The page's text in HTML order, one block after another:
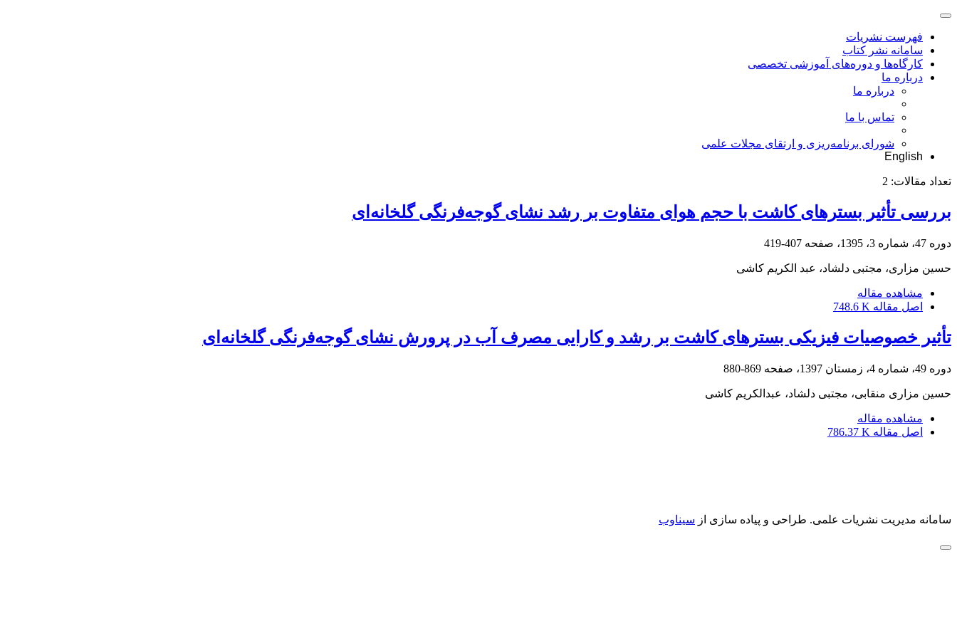
فهرست نشریات
سامانه نشر کتاب
کارگاه‌ها و دوره‌های آموزشی تخصصی
درباره ما
درباره ما
تماس با ما
شورای برنامه‌ریزی و ارتقای مجلات علمی
English
تعداد مقالات: 2
بررسی‎ تأثیر بسترهای کاشت با حجم هوای متفاوت بر رشد نشای گوجه‌فرنگی گلخانه‌ای
دوره 47، شماره 3، 1395، صفحه 407-419
حسین مزاری، مجتبی دلشاد، عبد الکریم کاشی
مشاهده مقاله
اصل مقاله 748.6 K
تأثیر خصوصیات فیزیکی بسترهای کاشت بر رشد و کارایی مصرف آب در پرورش نشای گوجه‌فرنگی گلخانه‌ای
دوره 49، شماره 4، زمستان 1397، صفحه 869-880
حسین مزاری منقابی، مجتبی دلشاد، عبدالکریم کاشی
مشاهده مقاله
اصل مقاله 786.37 K
سامانه مدیریت نشریات علمی. طراحی و پیاده سازی از سیناوب